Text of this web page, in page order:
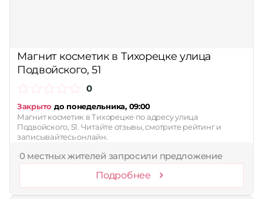
Магнит косметик в Тихорецке улица
Подвойского, 51
0
Закрыто до понедельника, 09:00
Магнит косметик в Тихорецке по адресу улица
Подвойского, 51. Читайте отзывы, смотрите рейтинг и
записывайтесь онлайн.
0 местных жителей запросили предложение
Подробнее